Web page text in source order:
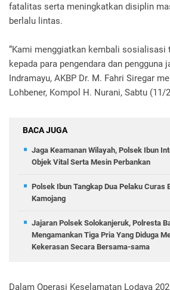
fatalitas serta meningkatkan disiplin
berlalu lintas.
“Kami menggiatkan kembali sosialisasi
kepada para pengendara dan pengguna
Indramayu, AKBP Dr. M. Fahri Siregar
Lohbener, Kompol H. Nurani, Sabtu (11/
BACA JUGA
Jaga Keamanan Wilayah, Polsek Ibun
Objek Vital Serta Mesin Perbankan
Polsek Ibun Tangkap Dua Pelaku Curas
Kamojang
Jajaran Polsek Solokanjeruk, Polresta
Mengamankan Tiga Pria Yang Diduga
Kekerasan Secara Bersama-sama
Dalam Operasi Keselamatan Lodaya